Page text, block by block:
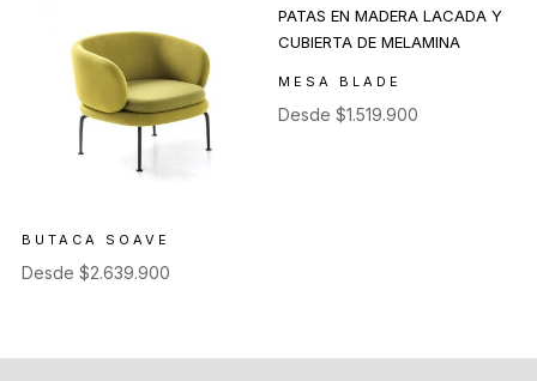
BUTACA SOAVE
Desde $2.639.900
MESA BLADE
Desde$1.519.900